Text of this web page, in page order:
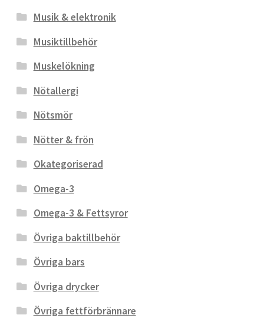
Musik & elektronik
Musiktillbehör
Muskelökning
Nötallergi
Nötsmör
Nötter & frön
Okategoriserad
Omega-3
Omega-3 & Fettsyror
Övriga baktillbehör
Övriga bars
Övriga drycker
Övriga fettförbrännare